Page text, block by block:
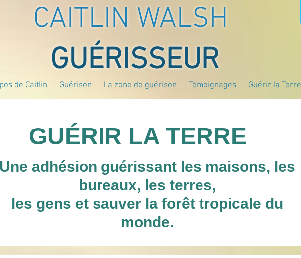
CAITLIN WALSH
GUÉRISSEUR
de Caitlin Guérison La zone de guérison Témoignages Guérir la Terre
GUÉRIR LA TERRE
Une adhésion guérissant les maisons, les
bureaux, les terres,
les gens et sauver la forêt tropicale du
monde.